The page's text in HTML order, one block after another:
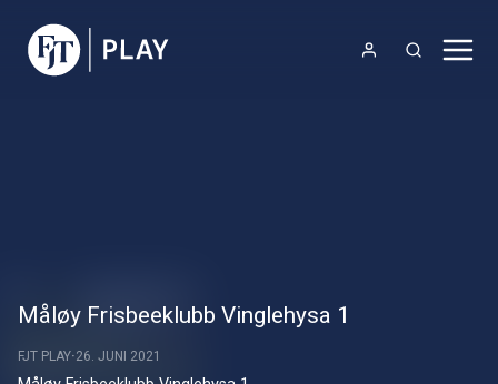
Måløy Frisbeeklubb Vinglehysa 1
FJT PLAY 26. JUNI 2021